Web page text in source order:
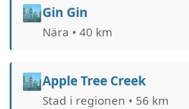
🏙️Gin Gin
Nära • 40 km
🏙️Apple Tree Creek
Stad i regionen • 56 km